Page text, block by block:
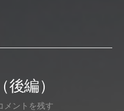
編）
メントを残す